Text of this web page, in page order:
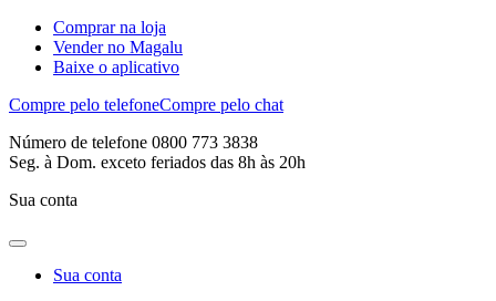
Comprar na loja
Vender no Magalu
Baixe o aplicativo
Compre pelo telefoneCompre pelo chat
Número de telefone 0800 773 3838
Seg. à Dom. exceto feriados das 8h às 20h
Sua conta
Sua conta